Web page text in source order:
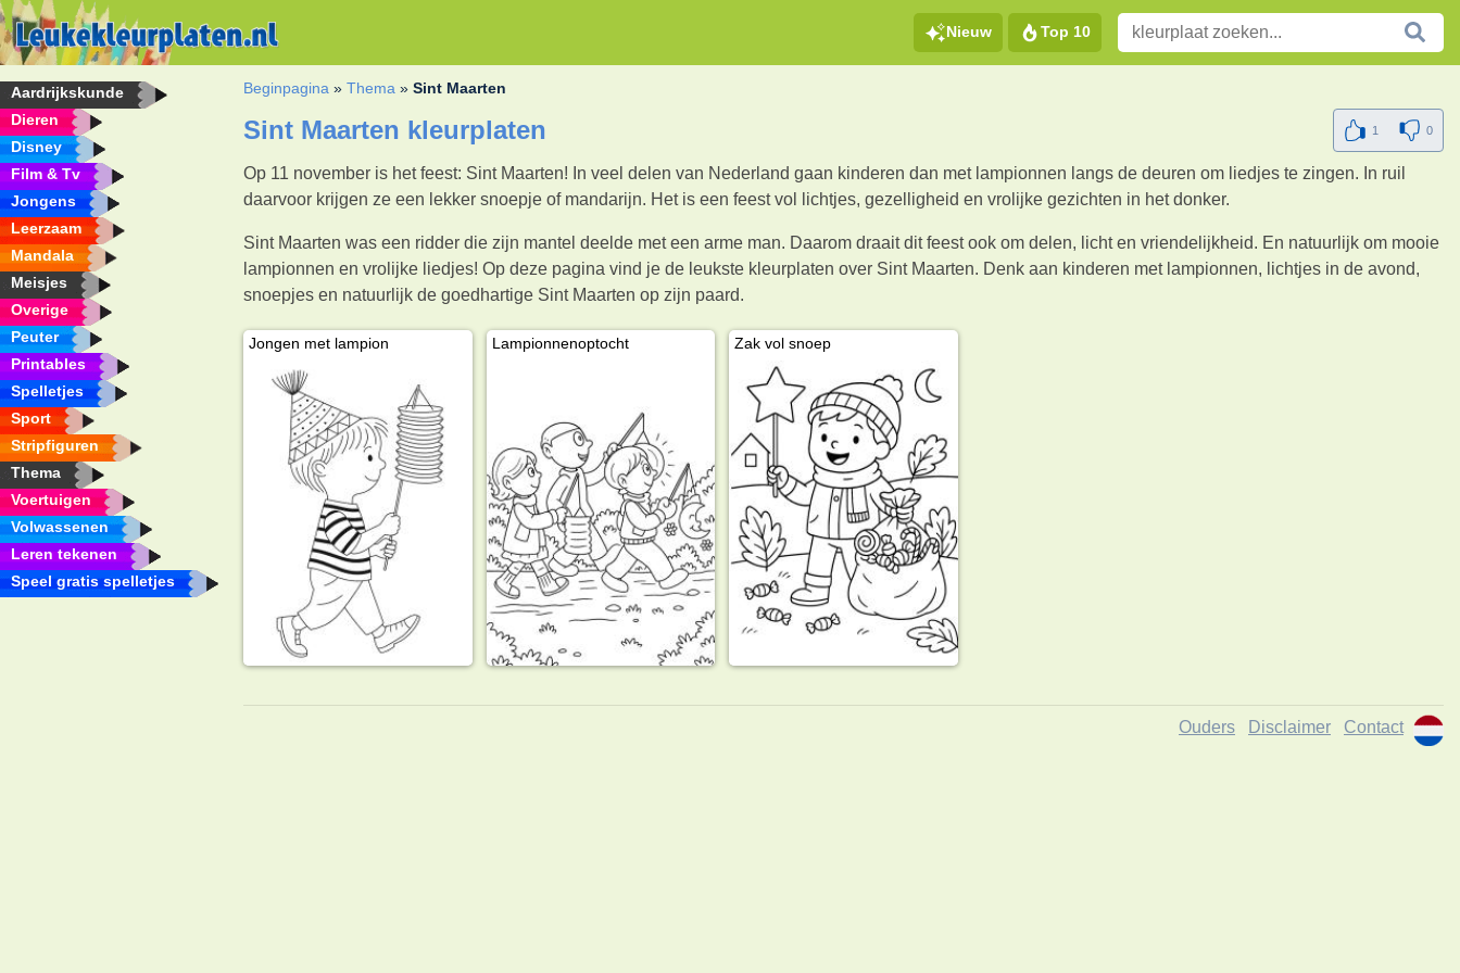
Nieuw Top 10
Aardrijkskunde
Dieren
Disney
Film & Tv
Jongens
Leerzaam
Mandala
Meisjes
Overige
Peuter
Printables
Spelletjes
Sport
Stripfiguren
Thema
Voertuigen
Volwassenen
Leren tekenen
Speel gratis spelletjes
Beginpagina »Thema »Sint Maarten
Sint Maarten kleurplaten 1 0
Op 11 november is het feest: Sint Maarten! In veel delen van Nederland gaan kinderen dan met lampionnen langs de deuren om liedjes te zingen. In ruil
daarvoor krijgen ze een lekker snoepje of mandarijn. Het is een feest vol lichtjes, gezelligheid en vrolijke gezichten in het donker.
Sint Maarten was een ridder die zijn mantel deelde met een arme man. Daarom draait dit feest ook om delen, licht en vriendelijkheid. En natuurlijk om mooie
lampionnen en vrolijke liedjes! Op deze pagina vind je de leukste kleurplaten over Sint Maarten. Denk aan kinderen met lampionnen, lichtjes in de avond,
snoepjes en natuurlijk de goedhartige Sint Maarten op zijn paard.
Jongen met lampion Lampionnenoptocht Zak vol snoep
Ouders Disclaimer Contact